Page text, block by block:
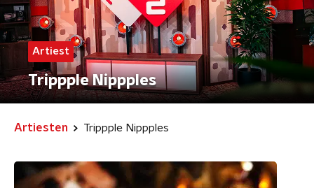
Artiest
Trippple Nippples
Artiesten Trippple Nippples